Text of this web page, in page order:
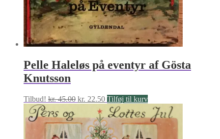
Pelle Haleløs på eventyr af Gösta
Knutsson
Tilbud! kr.45.00 Den
oprindelige
pris
var:
kr. 45.00.
kr. 22.50Den
aktuelle
pris
er:
kr. 22.50.
Tilføj til kurv